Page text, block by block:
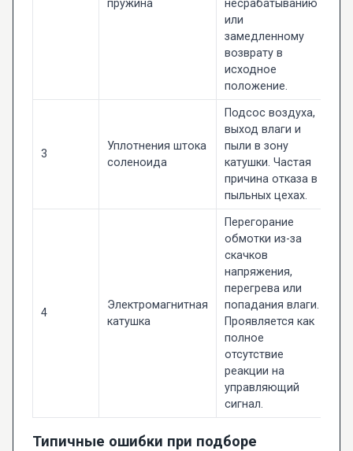
пружина
несрабатыванию
или
замедленному
возврату в
исходное
положение.
3
Уплотнения штока
соленоида
Подсос воздуха,
выход влаги и
пыли в зону
катушки. Частая
причина отказа в
пыльных цехах.
4
Электромагнитная
катушка
Перегорание
обмотки из-за
скачков
напряжения,
перегрева или
попадания влаги.
Проявляется как
полное
отсутствие
реакции на
управляющий
сигнал.
Типичные ошибки при подборе